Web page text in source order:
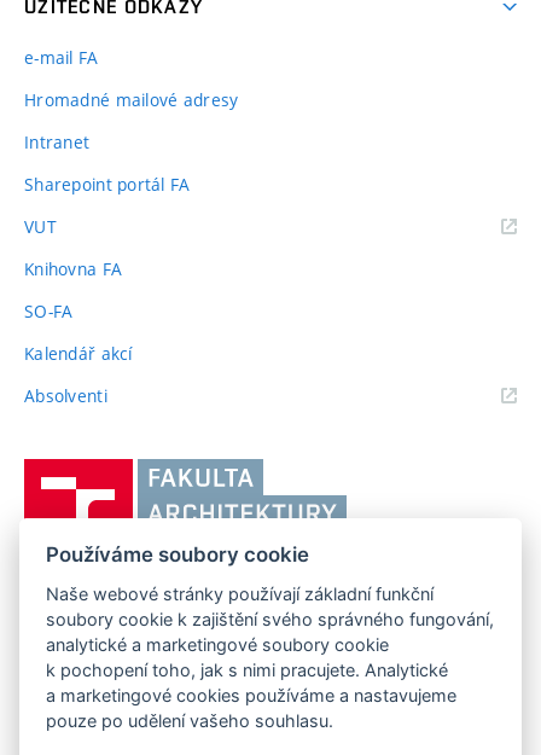
UŽITEČNÉ ODKAZY
e-mail FA
Hromadné mailové adresy
Intranet
Sharepoint portál FA
VUT(externí
Knihovna FA
SO-FA
Kalendář akcí
Absolventi(externí
Brně,
Fakulta
architektury
FAKULTA ARCHITEKTURY VUT V BRNĚ
Poříčí 273/5, 639 00 Brno
Telefon: 54114 6600
www.fa.vutbr.cz
info@fa.vutbr.cz
Používáme soubory cookie
Naše webové stránky používají základní funkční
soubory cookie k zajištění svého správného fungování,
analytické a marketingové soubory cookie
k pochopení toho, jak s nimi pracujete. Analytické
a marketingové cookies používáme a nastavujeme
pouze po udělení vašeho souhlasu.